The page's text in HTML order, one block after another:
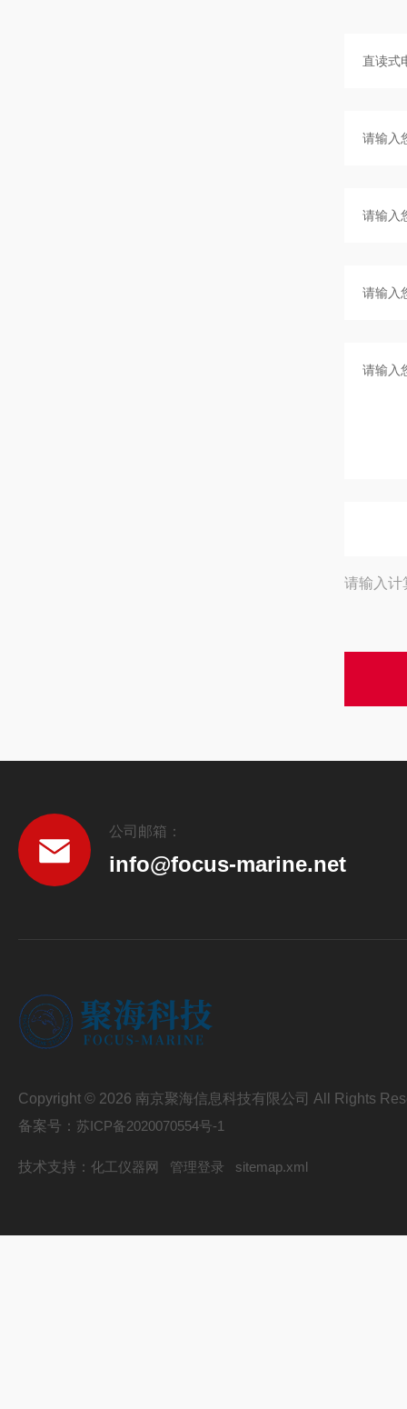
请输入计
公司邮箱：
info@focus-marine.net
Copyright © 2026 南京聚海信息科技有限公司 All Rights
备案号： 苏ICP备2020070554号-1
技术支持： 化工仪器网 管理登录 sitemap.xml